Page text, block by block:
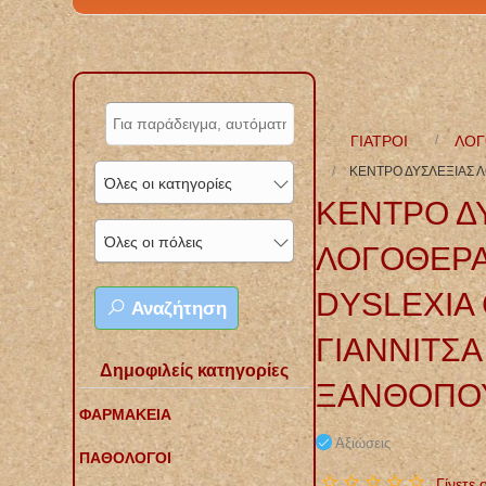
Όλες οι κατηγορίες
Όλες οι πόλεις
Αναζήτηση
Δημοφιλείς κατηγορίες
ΦΑΡΜΑΚΕΙΑ
ΠΑΘΟΛΟΓΟΙ
ΓΙΑΤΡΟΙ
ΚΕΝΤΡΟ ΔΥΣΛΕΞΙΑΣ
ΚΕΝΤΡΟ
DYSLEXIA
Αξιώσεις